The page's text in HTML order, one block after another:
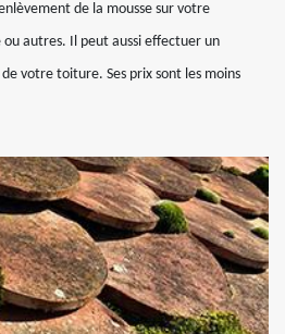
de la mousse sur votre
autres. Il peut aussi effectuer un
votre toiture. Ses prix sont les moins